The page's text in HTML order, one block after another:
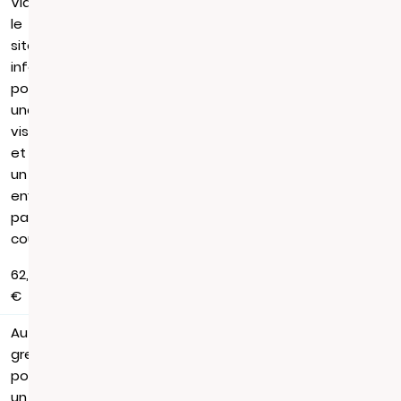
le
site
infogreffe.fr,
pour
une
visualisation
et
un
envoi
par
courrier
62,88
€
Au
greffe,
pour
un